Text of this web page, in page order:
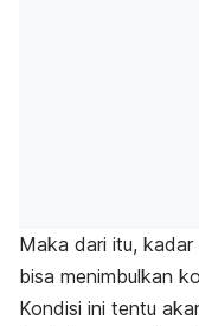
Maka dari itu, kadar
bisa menimbulkan
Kondisi ini tentu